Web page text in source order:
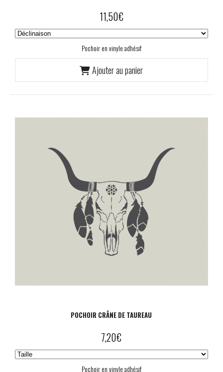
11,50€
Pochoir en vinyle adhésif
Ajouter au panier
POCHOIR CRÂNE DE TAUREAU
7,20€
Pochoir en vinyle adhésif